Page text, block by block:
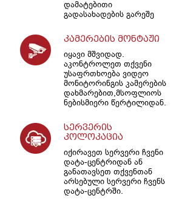
დამატებითი
გადასახადების გარეშე
კამერების მონტაჟი
იყავი მშვიდად.
აკონტროლეთ თქვენი
უსაფრთხოება ვიდეო
მონიტორინგის კამერების
დახმარებით,მსოფლიოს
ნებისმიერი წერტილიდან.
სერვერის
კოლოკაცია
იქირავეთ სერვერი ჩვენი
დატა-ცენტრიდან ან
განათავსეთ თქვენთან
არსებული სერვერი ჩვენს
დატა-ცენტრში.